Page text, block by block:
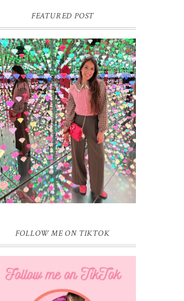
FEATURED POST
16 JAAR SPRINKLES ON A
CUPCAKE
Vandaag is het weer zo’n moment waarop
ik even bewust op de pauzeknop duw, want
Sprinkles on a Cupcake bestaat 16 jaar.
Zestien. Dat blijft ...
FOLLOW ME ON TIKTOK